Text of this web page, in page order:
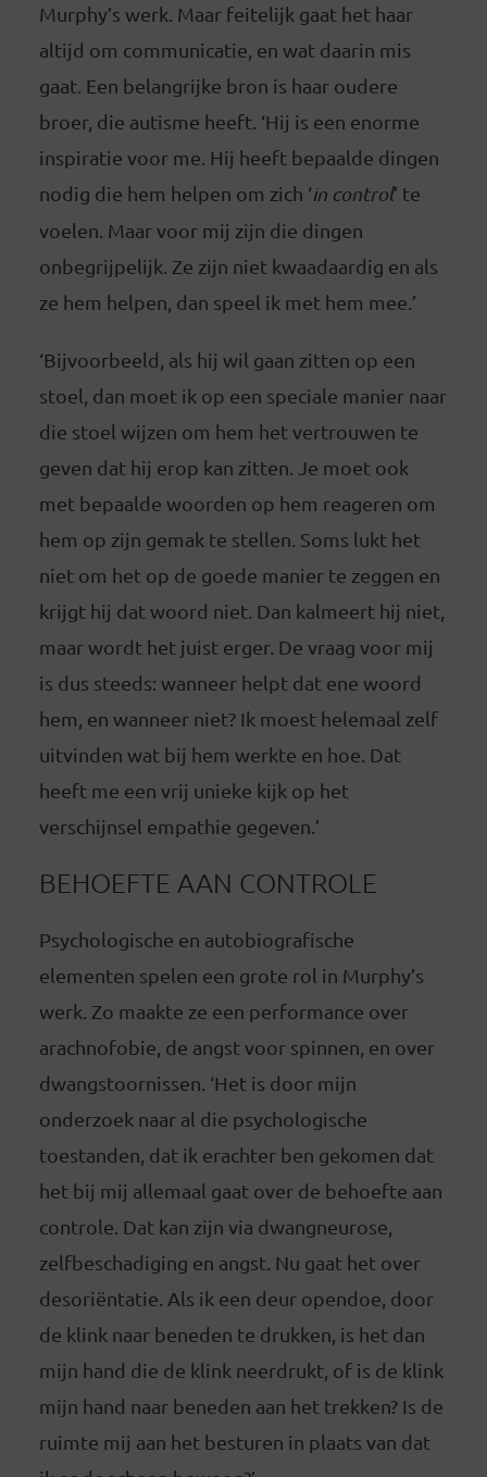
Murphy’s werk. Maar feitelijk gaat het haar
altijd om communicatie, en wat daarin mis
gaat. Een belangrijke bron is haar oudere
broer, die autisme heeft. ‘Hij is een enorme
inspiratie voor me. Hij heeft bepaalde dingen
nodig die hem helpen om zich ‘in control’ te
voelen. Maar voor mij zijn die dingen
onbegrijpelijk. Ze zijn niet kwaadaardig en als
ze hem helpen, dan speel ik met hem mee.’
‘Bijvoorbeeld, als hij wil gaan zitten op een
stoel, dan moet ik op een speciale manier naar
die stoel wijzen om hem het vertrouwen te
geven dat hij erop kan zitten. Je moet ook
met bepaalde woorden op hem reageren om
hem op zijn gemak te stellen. Soms lukt het
niet om het op de goede manier te zeggen en
krijgt hij dat woord niet. Dan kalmeert hij niet,
maar wordt het juist erger. De vraag voor mij
is dus steeds: wanneer helpt dat ene woord
hem, en wanneer niet? Ik moest helemaal zelf
uitvinden wat bij hem werkte en hoe. Dat
heeft me een vrij unieke kijk op het
verschijnsel empathie gegeven.’
BEHOEFTE AAN CONTROLE
Psychologische en autobiografische
elementen spelen een grote rol in Murphy’s
werk. Zo maakte ze een performance over
arachnofobie, de angst voor spinnen, en over
dwangstoornissen. ‘Het is door mijn
onderzoek naar al die psychologische
toestanden, dat ik erachter ben gekomen dat
het bij mij allemaal gaat over de behoefte aan
controle. Dat kan zijn via dwangneurose,
zelfbeschadiging en angst. Nu gaat het over
desoriëntatie. Als ik een deur opendoe, door
de klink naar beneden te drukken, is het dan
mijn hand die de klink neerdrukt, of is de klink
mijn hand naar beneden aan het trekken? Is de
ruimte mij aan het besturen in plaats van dat